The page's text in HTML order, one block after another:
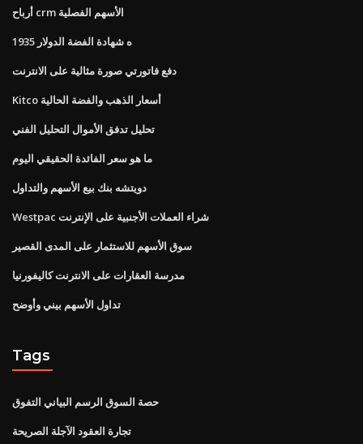
أرباح crm الأسهم الفصلية
1935 ه شهادة الفضة الدولار
دفع فاتورتي صورة مثالية على الانترنت
Kitco أسعار الذهب والفضة الحالية
تحليل تدفق الأموال التحليل الفني
ما هو سعر الفائدة الحقيقي اليوم
دويتشه بنك بيع الأسهم والتداول
Westpac شراء العملات الأجنبية على الإنترنت
سوق الأسهم للاستثمار على المدى القصير
مدرسة العقارات على الانترنت كاليفورنيا
تداول الأسهم بيني وأوضح
Tags
حصة السوق الرسم البياني التفوق
تجارة العقود الآجلة الصريحة